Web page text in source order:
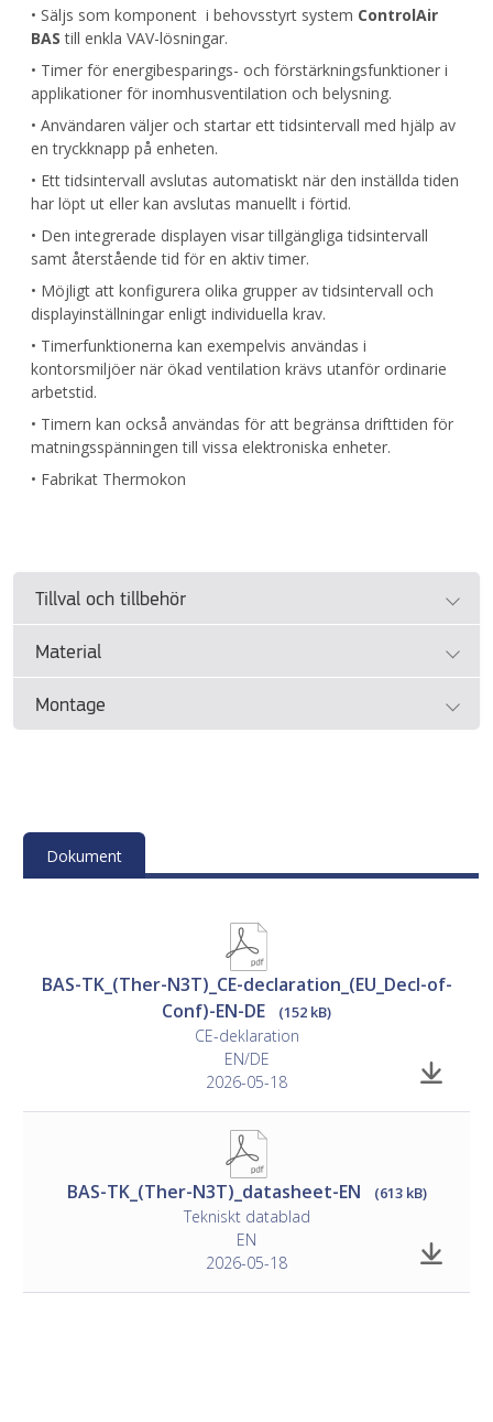
• Säljs som komponent i behovsstyrt system ControlAir
BAS till enkla VAV-lösningar.
• Timer för energibesparings- och förstärkningsfunktioner i
applikationer för inomhusventilation och belysning.
• Användaren väljer och startar ett tidsintervall med hjälp av
en tryckknapp på enheten.
• Ett tidsintervall avslutas automatiskt när den inställda tiden
har löpt ut eller kan avslutas manuellt i förtid.
• Den integrerade displayen visar tillgängliga tidsintervall
samt återstående tid för en aktiv timer.
• Möjligt att konfigurera olika grupper av tidsintervall och
displayinställningar enligt individuella krav.
• Timerfunktionerna kan exempelvis användas i
kontorsmiljöer när ökad ventilation krävs utanför ordinarie
arbetstid.
• Timern kan också användas för att begränsa drifttiden för
matningsspänningen till vissa elektroniska enheter.
• Fabrikat Thermokon
Tillval och tillbehör
• Se separat dokument
BAS.
Material
• Se tillverkarens dokumentation
Montage
ControlAir BAS Design Guide
Dokument
BAS-TK_(Ther-N3T)_CE-declaration_(EU_Decl-of-
Conf)-EN-DE
(152 kB)
CE-deklaration
EN/DE
2026-05-18
BAS-TK_(Ther-N3T)_datasheet-EN (613 kB)
Tekniskt datablad
EN
2026-05-18